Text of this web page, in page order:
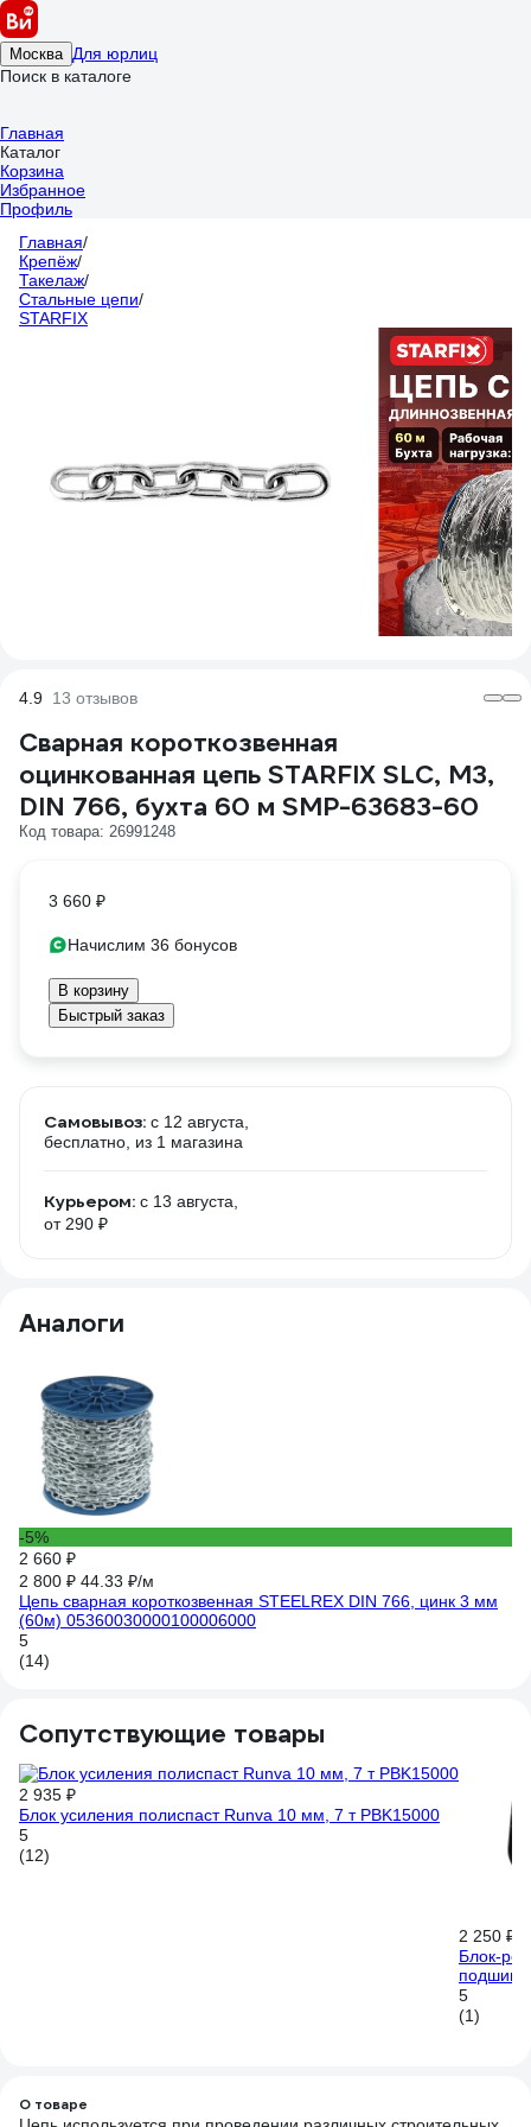
Москва Для юрлиц
Поиск в каталоге
Главная
Каталог
Корзина
Избранное
Профиль
Главная/
Крепёж/
Такелаж/
Стальные цепи/
STARFIX
4.9 13 отзывов
Сварная короткозвенная
оцинкованная цепь STARFIX SLC, M3,
DIN 766, бухта 60 м SMP-63683-60
Код товара: 26991248
3 660 ₽
Начислим 36 бонусов
В корзину
Быстрый заказ
Самовывоз: c 12 августа,
бесплатно , из 1 магазина
Курьером: c 13 августа,
от 290 ₽
Аналоги
-5%
2 660 ₽
2 800 ₽ 44.33 ₽/м
Цепь сварная короткозвенная STEELREX DIN 766, цинк 3 мм
(60м) 05360030000100006000
5
(14)
Сопутствующие товары
2 935 ₽
Блок усиления полиспаст Runva 10 мм, 7 т PBK15000
5
(12)
2 250 ₽
Блок-
5
(1)
О товаре